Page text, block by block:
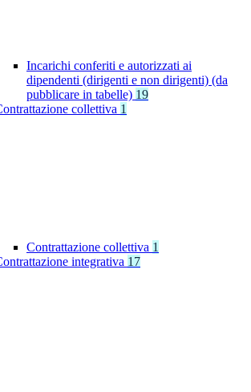
Incarichi conferiti e autorizzati ai
dipendenti (dirigenti e non dirigenti) (da
pubblicare in tabelle) 19
collettiva 1
Contrattazione collettiva 1
integrativa 17